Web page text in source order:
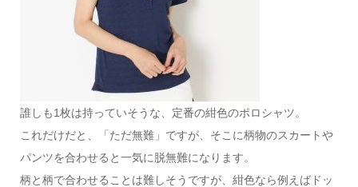
誰しも1枚は持っていそうな、定番の紺色のポロシャツ。
これだけだと、「ただ無難」ですが、そこに柄物のスカートや
パンツを合わせると一気に脱無難になります。
柄と柄で合わせることは難しそうですが、紺色なら例えばドッ